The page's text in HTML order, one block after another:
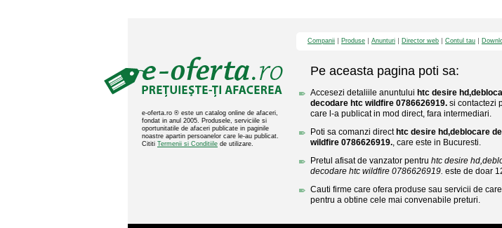
e-oferta.ro ® este un catalog online de afaceri,
fondat in anul 2005. Produsele, serviciile si
oportunitatile de afaceri publicate in paginile
noastre apartin persoanelor care le-au publicat.
Cititi Termenii si Conditiile de utilizare.
Companii Produse Anunturi Director web Contul tau
Pe aceasta pagina poti sa:
Accesezi detaliile anuntului htc desire
decodare htc wildfire 0786626919. si contactezi
care l-a publicat in mod direct, fara intermediari.
Poti sa comanzi direct htc desire hd,deblocare
wildfire 0786626919., care este in Bucuresti.
Pretul afisat de vanzator pentru htc desire
decodare htc wildfire 0786626919. este de doar
Cauti firme care ofera produse sau servicii de
pentru a obtine cele mai convenabile preturi.